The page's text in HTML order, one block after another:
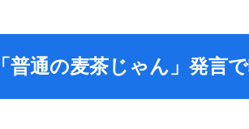
「普通の麦茶じゃん」発言